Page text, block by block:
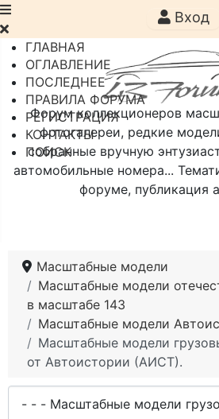
Форум коллекционеров
фотогалереи, редкие
собранные вручную
автомобильные номера...
форуме, публикация
Вход
ГЛАВНАЯ
ОГЛАВЛЕНИЕ
ПОСЛЕДНЕЕ
ПРАВИЛА ФОРУМА
РЕГИСТРАЦИЯ
КОНТАКТЫ
ПОИСК
Масштабные модели
Масштабные модели
в масштабе 143
Масштабные модели
Масштабные модели
от Автоистории (АИСТ).